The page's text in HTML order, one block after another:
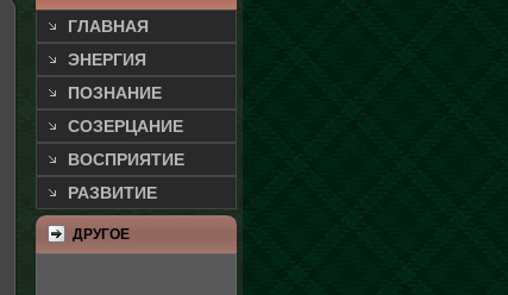
ГЛАВНАЯ
ЭНЕРГИЯ
ПОЗНАНИЕ
СОЗЕРЦАНИЕ
ВОСПРИЯТИЕ
РАЗВИТИЕ
ДРУГΟЕ